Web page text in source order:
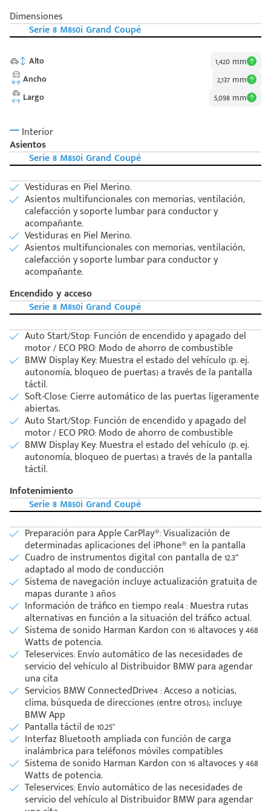
Dimensiones
Serie 8 M850i Grand Coupé
Alto
1,420 mm
Ancho
2,137 mm
Largo
5,098 mm
Interior
Asientos
Serie 8 M850i Grand Coupé
Vestiduras en Piel Merino.
Asientos multifuncionales con memorias, ventilación,
calefacción y soporte lumbar para conductor y
acompañante.
Vestiduras en Piel Merino.
Asientos multifuncionales con memorias, ventilación,
calefacción y soporte lumbar para conductor y
acompañante.
Encendido y acceso
Serie 8 M850i Grand Coupé
Auto Start/Stop: Función de encendido y apagado del
motor / ECO PRO: Modo de ahorro de combustible
BMW Display Key: Muestra el estado del vehículo (p. ej.
autonomía, bloqueo de puertas) a través de la pantalla
táctil.
Soft-Close: Cierre automático de las puertas ligeramente
abiertas.
Auto Start/Stop: Función de encendido y apagado del
motor / ECO PRO: Modo de ahorro de combustible
BMW Display Key: Muestra el estado del vehículo (p. ej.
autonomía, bloqueo de puertas) a través de la pantalla
táctil.
Infotenimiento
Serie 8 M850i Grand Coupé
Preparación para Apple CarPlay®: Visualización de
determinadas aplicaciones del iPhone® en la pantalla
Cuadro de instrumentos digital con pantalla de 12.3”
adaptado al modo de conducción
Sistema de navegación incluye actualización gratuita de
mapas durante 3 años
Información de tráfico en tiempo real4 : Muestra rutas
alternativas en función a la situación del tráfico actual.
Sistema de sonido Harman Kardon con 16 altavoces y 468
Watts de potencia.
Teleservices: Envío automático de las necesidades de
servicio del vehículo al Distribuidor BMW para agendar
una cita
Servicios BMW ConnectedDrive4 : Acceso a noticias,
clima, búsqueda de direcciones (entre otros); incluye
BMW App
Pantalla táctil de 10.25"
Interfaz Bluetooth ampliada con función de carga
inalámbrica para teléfonos móviles compatibles
Sistema de sonido Harman Kardon con 16 altavoces y 468
Watts de potencia.
Teleservices: Envío automático de las necesidades de
servicio del vehículo al Distribuidor BMW para agendar